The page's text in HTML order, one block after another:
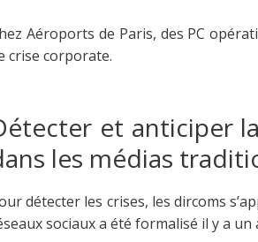
Aéroports de Paris, des PC
crise corporate.
et anticiper
les médias
détecter les crises, les dircoms
sociaux a été formalisé il y a un